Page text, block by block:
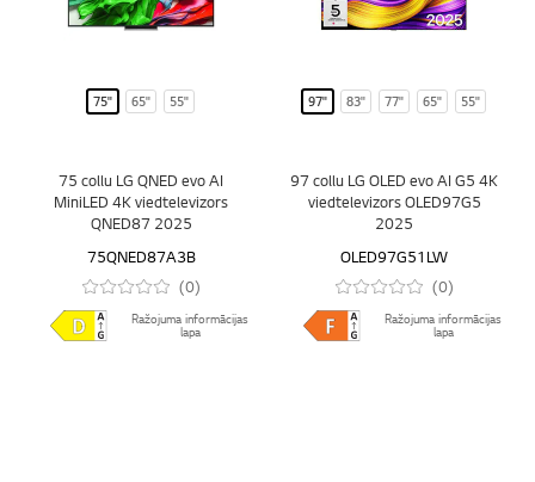
75" 65" 55"
75 collu LG QNED evo AI
MiniLED 4K viedtelevizors
QNED87 2025
75QNED87A3B
(0)
Ražojuma informācijas
lapa
97" 83" 77" 65" 55"
97 collu LG OLED evo AI G5 4K
viedtelevizors OLED97G5
2025
OLED97G51LW
(0)
Ražojuma informācijas
lapa